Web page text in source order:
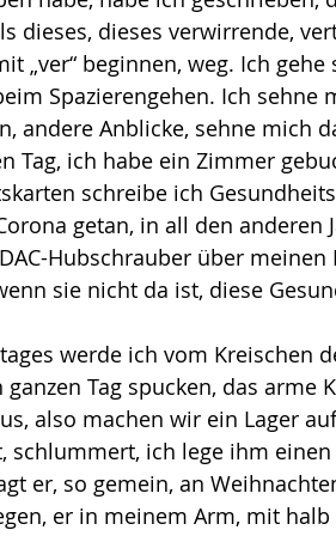
dieses, dieses verwirrende,
„ver“ beginnen, weg. Ich
Spazierengehen. Ich sehne
andere Anblicke, sehne mich
Tag, ich habe ein Zimmer
schreibe ich
getan, in all den anderen
Hubschrauber über
sie nicht da ist, diese
werde ich vom Kreischen
Tag spucken, das arme
also machen wir ein Lager
schlummert, ich lege ihm
er, so gemein, an
er in meinem Arm, mit halb